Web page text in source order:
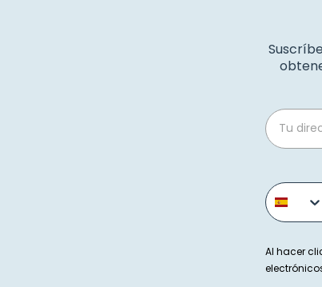
Email
Phone
Al hacer